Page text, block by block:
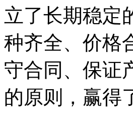
立了长期稳定
种齐全、价格
守合同、保证
的原则，赢得